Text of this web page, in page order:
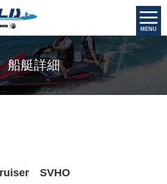
MENU
船艇詳細
SVHO